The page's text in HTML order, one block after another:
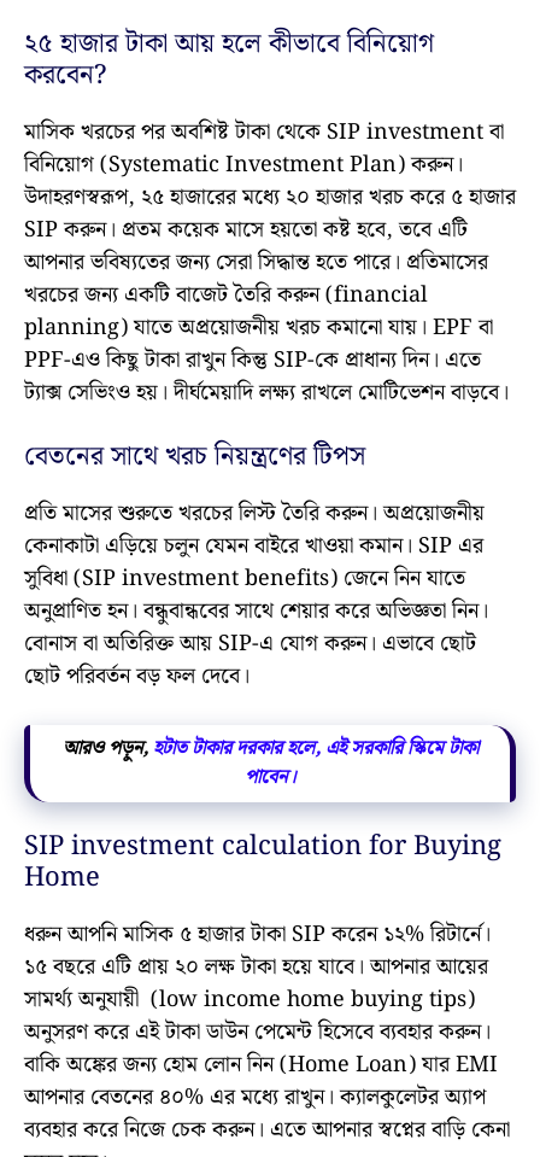
২৫ হাজার টাকা আয় হলে কীভাবে বিনিয়োগ
করবেন?
মাসিক খরচের পর অবশিষ্ট টাকা থেকে SIP investment বা
বিনিয়োগ (Systematic Investment Plan) করুন।
উদাহরণস্বরূপ, ২৫ হাজারের মধ্যে ২০ হাজার খরচ করে ৫ হাজার
SIP করুন। প্রতম কয়েক মাসে হয়তো কষ্ট হবে, তবে এটি
আপনার ভবিষ্যতের জন্য সেরা সিদ্ধান্ত হতে পারে। প্রতিমাসের
খরচের জন্য একটি বাজেট তৈরি করুন (financial
planning) যাতে অপ্রয়োজনীয় খরচ কমানো যায়। EPF বা
PPF-এও কিছু টাকা রাখুন কিন্তু SIP-কে প্রাধান্য দিন। এতে
ট্যাক্স সেভিংও হয়। দীর্ঘমেয়াদি লক্ষ্য রাখলে মোটিভেশন বাড়বে।
বেতনের সাথে খরচ নিয়ন্ত্রণের টিপস
প্রতি মাসের শুরুতে খরচের লিস্ট তৈরি করুন। অপ্রয়োজনীয়
কেনাকাটা এড়িয়ে চলুন যেমন বাইরে খাওয়া কমান। SIP এর
সুবিধা (SIP investment benefits) জেনে নিন যাতে
অনুপ্রাণিত হন। বন্ধুবান্ধবের সাথে শেয়ার করে অভিজ্ঞতা নিন।
বোনাস বা অতিরিক্ত আয় SIP-এ যোগ করুন। এভাবে ছোট
ছোট পরিবর্তন বড় ফল দেবে।
আরও পড়ুন, হটাত টাকার দরকার হলে, এই সরকারি স্কিমে টাকা
পাবেন।
SIP investment calculation for Buying
Home
ধরুন আপনি মাসিক ৫ হাজার টাকা SIP করেন ১২% রিটার্নে।
১৫ বছরে এটি প্রায় ২০ লক্ষ টাকা হয়ে যাবে। আপনার আয়ের
সামর্থ্য অনুযায়ী (low income home buying tips)
অনুসরণ করে এই টাকা ডাউন পেমেন্ট হিসেবে ব্যবহার করুন।
বাকি অঙ্কের জন্য হোম লোন নিন (Home Loan) যার EMI
আপনার বেতনের ৪০% এর মধ্যে রাখুন। ক্যালকুলেটর অ্যাপ
ব্যবহার করে নিজে চেক করুন। এতে আপনার স্বপ্নের বাড়ি কেনা